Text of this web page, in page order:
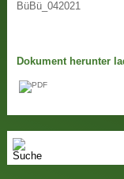
BüBü_042021
Dokument herunter